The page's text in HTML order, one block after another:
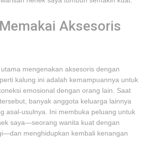
Aksesoris
mengenakan aksesoris dengan
kalung ini adalah kemampuannya untuk
emosional dengan orang lain. Saat
banyak anggota keluarga lainnya
asal-usulnya. Ini membuka peluang untuk
saya—seorang wanita kuat dengan
menghidupkan kembali kenangan